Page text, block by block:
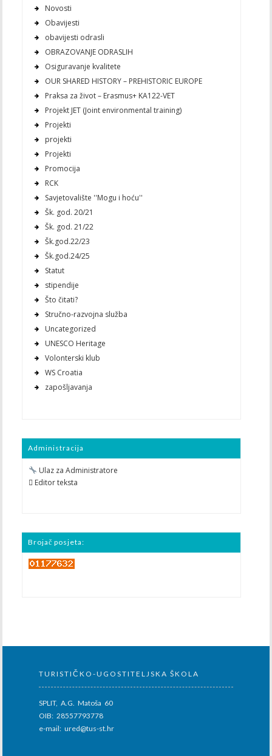
Novosti
Obavijesti
obavijesti odrasli
OBRAZOVANJE ODRASLIH
Osiguravanje kvalitete
OUR SHARED HISTORY – PREHISTORIC EUROPE
Praksa za život – Erasmus+ KA122-VET
Projekt JET (Joint environmental training)
Projekti
projekti
Projekti
Promocija
RCK
Savjetovalište ''Mogu i hoću''
Šk. god. 20/21
Šk. god. 21/22
Šk.god.22/23
Šk.god.24/25
Statut
stipendije
Što čitati?
Stručno-razvojna služba
Uncategorized
UNESCO Heritage
Volonterski klub
WS Croatia
zapošljavanja
Administracija
Ulaz za Administratore
 Editor teksta
Brojač posjeta:
TURISTIČKO-UGOSTITELJSKA ŠKOLA
SPLIT, A.G. Matoša 60
OIB: 28557793778
e-mail: ured@tus-st.hr